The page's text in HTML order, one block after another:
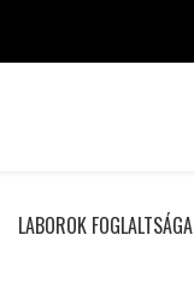
LABOROK FOGLALTSÁGA